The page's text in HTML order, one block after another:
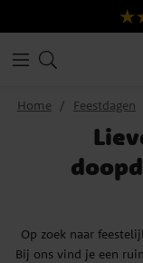
Home Feestdagen
Op zoek naar
Bij ons vind je een